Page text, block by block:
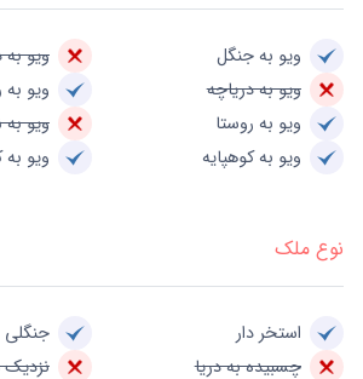
ویو به جنگل
ویو به
ویو به دریاچه
ویو به
ویو به روستا
ویو به
ویو به کوهپایه
ویو
نوع ملک
استخر دار
جنگلی
چسبیده به دریا
نزدیک